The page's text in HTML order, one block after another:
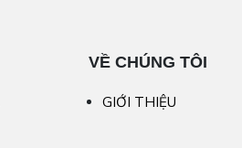
VỀ CHÚNG TÔI
GIỚI THIỆU